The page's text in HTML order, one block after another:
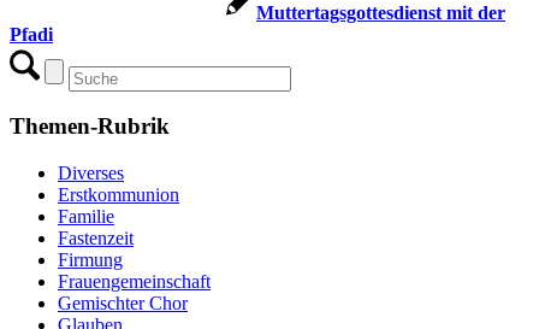
Muttertagsgottesdienst mit der
Pfadi
Themen-Rubrik
Diverses
Erstkommunion
Familie
Fastenzeit
Firmung
Frauengemeinschaft
Gemischter Chor
Glauben